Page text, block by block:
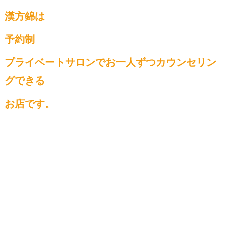
漢方錦は
予約制
プライベートサロンでお一人ずつカウンセリン
グできる
お店です。